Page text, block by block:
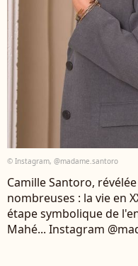
© Instagram, @madame.santoro
Camille Santoro,
nombreuses : la vie en
étape symbolique de
Mahé... Instagram